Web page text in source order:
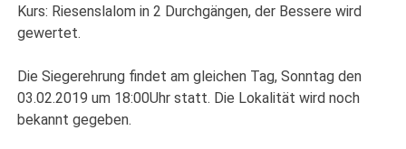
Kurs: Riesenslalom in 2 Durchgängen, der Bessere wird
gewertet.
Die Siegerehrung findet am gleichen Tag, Sonntag den
03.02.2019 um 18:00Uhr statt. Die Lokalität wird noch
bekannt gegeben.